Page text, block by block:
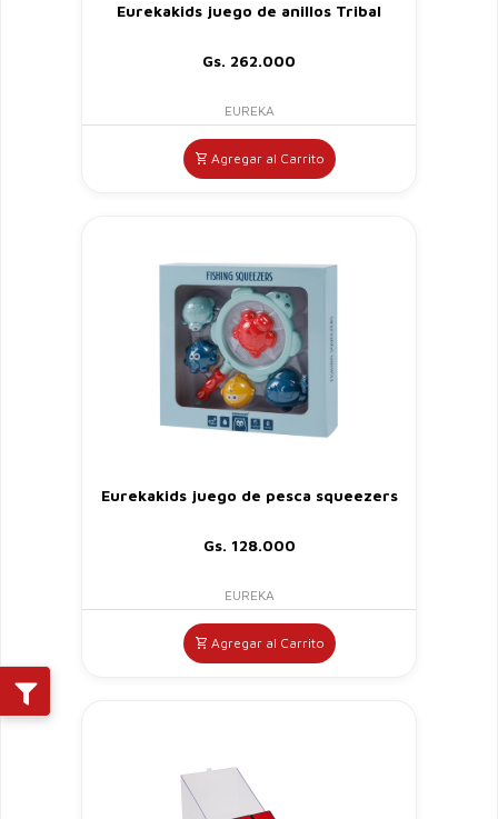
Eurekakids juego de anillos Tribal
Gs. 262.000
EUREKA
Agregar al Carrito
Eurekakids juego de pesca squeezers
Gs. 128.000
EUREKA
Agregar al Carrito